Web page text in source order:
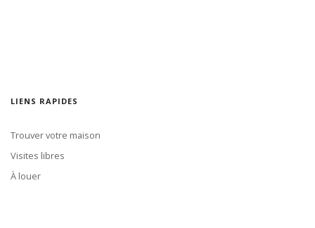
LIENS RAPIDES
Trouver votre maison
Visites libres
À louer